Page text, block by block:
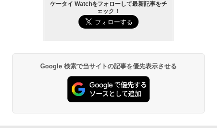
ケータイ Watchをフォローして最新記事をチ
ェック！
Google 検索で当サイトの記事を優先表示させる